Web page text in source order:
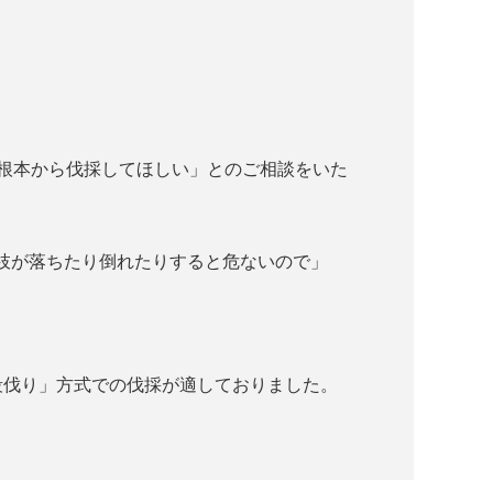
から伐採してほしい」とのご相談をいた
落ちたり倒れたりすると危ないので」
」方式での伐採が適しておりました。